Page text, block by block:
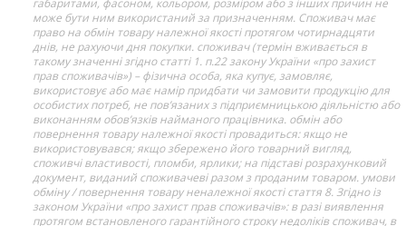
габаритами, фасоном, кольором, розміром або з інших причин не
може бути ним використаний за призначенням. Споживач має
право на обмін товару належної якості протягом чотирнадцяти
днів, не рахуючи дня покупки. споживач (термін вживається в
такому значенні згідно статті 1. п.22 закону України «про захист
прав споживачів») – фізична особа, яка купує, замовляє,
використовує або має намір придбати чи замовити продукцію для
особистих потреб, не пов’язаних з підприємницькою діяльністю або
виконанням обов’язків найманого працівника. обмін або
повернення товару належної якості провадиться: якщо не
використовувався; якщо збережено його товарний вигляд,
споживчі властивості, пломби, ярлики; на підставі розрахунковий
документ, виданий споживачеві разом з проданим товаром. умови
обміну / повернення товару неналежної якості стаття 8. Згідно із
законом України «про захист прав споживачів»: в разі виявлення
протягом встановленого гарантійного строку недоліків споживач, в